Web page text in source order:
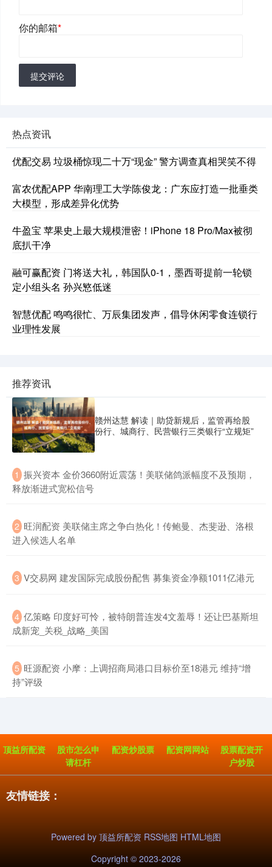
你的邮箱*
提交评论
热点资讯
优配交易 垃圾桶惊现二十万“现金” 警方调查真相哭笑不得
富农优配APP 华南理工大学陈俊龙：广东应打造一批垂类
大模型，形成差异化优势
牛盈宝 苹果史上最大规模泄密！iPhone 18 Pro/Max被彻
底扒干净
融可赢配资 门将送大礼，韩国队0-1，墨西哥提前一轮锁
定小组头名 孙兴慜低迷
智慧优配 鸣鸣很忙、万辰集团发声，倡导休闲零食连锁行
业理性发展
推荐资讯
赣州达慧 解读｜助贷新规后，监管再给股
份行、城商行、民营银行三类银行“立规矩”
1 ​振兴资本 金价3660附近震荡！美联储鸽派幅度不及预期，
释放渐进式宽松信号
2 ​旺润配资 美联储主席之争白热化！传鲍曼、杰斐逊、洛根
进入候选人名单
3 ​V交易网 建发国际完成股份配售 募集资金净额1011亿港元
4 ​亿策略 印度好可怜，被特朗普连发4文羞辱！还让巴基斯坦
成新宠_关税_战略_美国
5 ​旺源配资 小摩：上调招商局港口目标价至18港元 维持“增
持”评级
顶益所配资
股市怎么申
请杠杆
配资炒股票 配资网网站
股票配资开
户炒股
友情链接：
Powered by 顶益所配资 RSS地图 HTML地图
Copyright © 2023-2026